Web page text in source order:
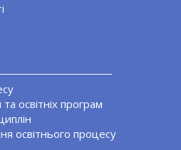
освітніх програм
освітнього процесу